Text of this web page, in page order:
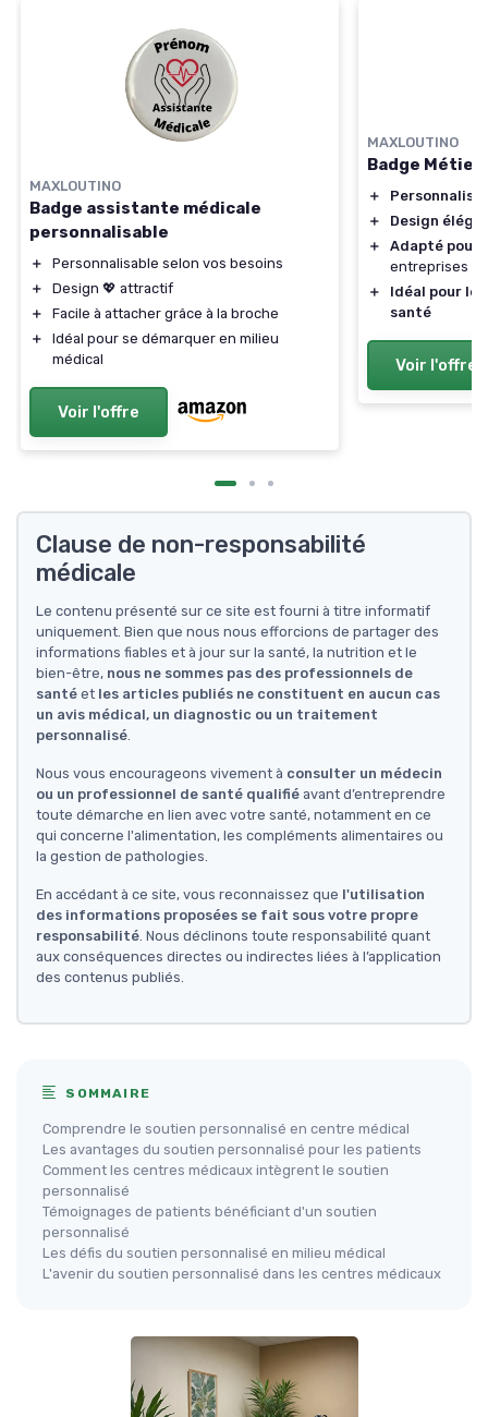
MAXLOUTINO
Badge assistante médicale
personnalisable
＋
Personnalisable selon vos besoins
＋
Design 💖 attractif
＋
Facile à attacher grâce à la broche
＋
Idéal pour se démarquer en milieu
médical
Voir l'offre
MAXLOUTINO
Badge Métier
＋
＋
Design
＋
Adapté pour
entreprises
＋
Idéal pour
santé
Voir l'offre
Clause de non-responsabilité
médicale
Le contenu présenté sur ce site est fourni à titre informatif
uniquement. Bien que nous nous efforcions de partager des
informations fiables et à jour sur la santé, la nutrition et le
bien-être, nous ne sommes pas des professionnels de
santé et les articles publiés ne constituent en aucun cas
un avis médical, un diagnostic ou un traitement
personnalisé.
Nous vous encourageons vivement à consulter un médecin
ou un professionnel de santé qualifié avant d’entreprendre
toute démarche en lien avec votre santé, notamment en ce
qui concerne l'alimentation, les compléments alimentaires ou
la gestion de pathologies.
En accédant à ce site, vous reconnaissez que l'utilisation
des informations proposées se fait sous votre propre
responsabilité. Nous déclinons toute responsabilité quant
aux conséquences directes ou indirectes liées à l’application
des contenus publiés.
SOMMAIRE
Comprendre le soutien personnalisé en centre médical
Les avantages du soutien personnalisé pour les patients
Comment les centres médicaux intègrent le soutien
personnalisé
Témoignages de patients bénéficiant d'un soutien
personnalisé
Les défis du soutien personnalisé en milieu médical
L'avenir du soutien personnalisé dans les centres médicaux